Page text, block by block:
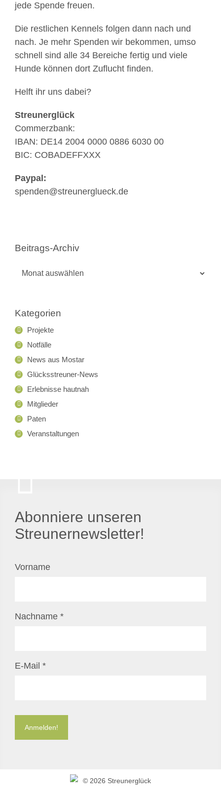
jede Spende freuen.
Die restlichen Kennels folgen dann nach und
nach. Je mehr Spenden wir bekommen, umso
schnell sind alle 34 Bereiche fertig und viele
Hunde können dort Zuflucht finden.
Helft ihr uns dabei?
Streunerglück
Commerzbank:
IBAN: DE14 2004 0000 0886 6030 00
BIC: COBADEFFXXX
Paypal:
spenden@streunerglueck.de
Beitrags-Archiv
Kategorien
Projekte
Notfälle
News aus Mostar
Glücksstreuner-News
Erlebnisse hautnah
Mitglieder
Paten
Veranstaltungen
Abonniere unseren
Streunernewsletter!
Vorname
Nachname *
E-Mail *
© 2026 Streunerglück